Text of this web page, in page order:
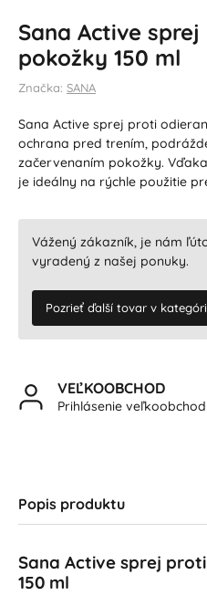
Sana Active
pokožky 150 ml
Značka: SANA
Sana Active sprej proti
ochrana pred trením,
začervenaním pokožky.
je ideálny na rýchle použitie
Vážený zákazník, je nám
vyradený z našej ponuky.
Pozrieť ďalší tovar v
VEĽKOOBCHOD
Prihlásenie veľkoobchod
Popis produktu
Sana Active sprej
150 ml